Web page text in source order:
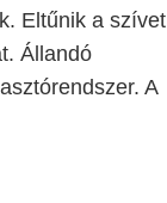
Eltűnik a szívet
Állandó
A